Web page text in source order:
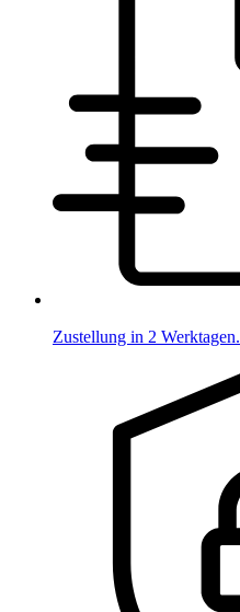
Zustellung in 2 Werktagen.